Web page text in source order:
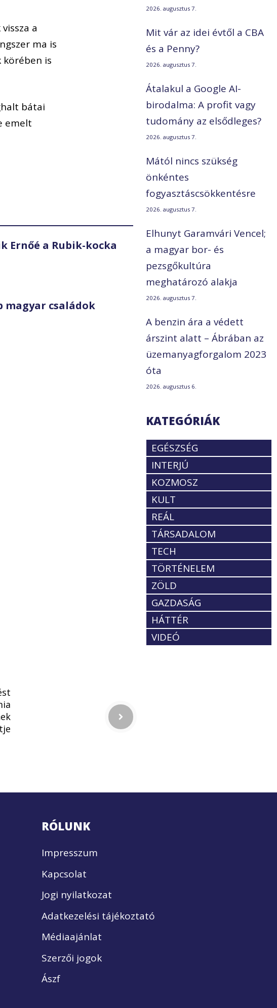
a
ma is
körében is
bátai
emelt
Ernőé a Rubik-kocka
magyar családok
2026. augusztus 7.
Mit vár az idei évtől a CBA
és a Penny?
2026. augusztus 7.
Átalakul a Google AI-
birodalma: A profit vagy
tudomány az elsődleges?
2026. augusztus 7.
Mától nincs szükség
önkéntes
fogyasztáscsökkentésre
2026. augusztus 7.
Elhunyt Garamvári Vencel;
a magyar bor- és
pezsgőkultúra
meghatározó alakja
2026. augusztus 7.
A benzin ára a védett
árszint alatt – Ábrában az
üzemanyagforgalom 2023
óta
2026. augusztus 6.
KATEGÓRIÁK
EGÉSZSÉG
INTERJÚ
KOZMOSZ
KULT
REÁL
TÁRSADALOM
TECH
TÖRTÉNELEM
ZÖLD
GAZDASÁG
HÁTTÉR
VIDEÓ
RÓLUNK
Impresszum
Kapcsolat
Jogi nyilatkozat
Adatkezelési tájékoztató
Médiaajánlat
Szerzői jogok
Ászf